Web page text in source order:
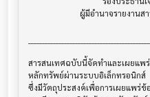
สารสนเทศฉบับนี้จัดทำและเผยแ
หลักทรัพย์ผ่านระบบอิเล็กทรอนิกส์
ซึ่งมีวัตถุประสงค์เพื่อการเผยแพร่